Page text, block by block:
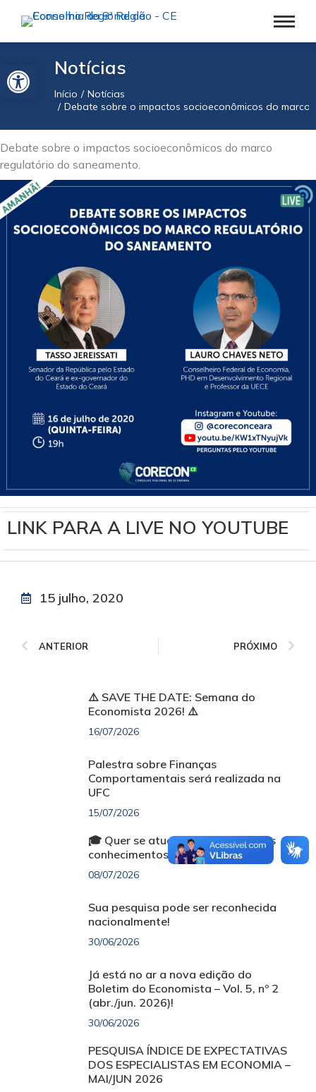
Barra de Ferramentas AbertaNotícias
Você está aqui:
Início
Notícias
Debate sobre o impactos socioeconômicos do
Debate sobre o impactos socioeconômicos do marco
regulatório do saneamento.
LINK PARA A LIVE NO YOUTUBE
15 julho, 2020
ANTERIOR PRÓXIMO
⚠️ SAVE THE DATE: Semana do
Economista 2026! ⚠️
16/07/2026
Palestra sobre Finanças
Comportamentais será realizada na
UFC
15/07/2026
🎓 Quer se atualizar e ampliar seus
conhecimentos sem custo?
08/07/2026
Sua pesquisa pode ser reconhecida
nacionalmente!
30/06/2026
Já está no ar a nova edição do
Boletim do Economista – Vol. 5, nº 2
(abr./jun. 2026)!
30/06/2026
PESQUISA ÍNDICE DE EXPECTATIVAS
DOS ESPECIALISTAS EM ECONOMIA –
MAI/JUN 2026